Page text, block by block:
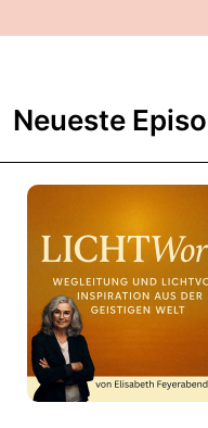
Neueste